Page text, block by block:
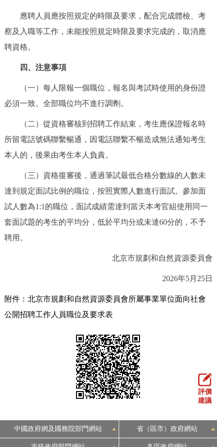
應聘人員應按照規定的時限及要求，配合完成體檢、考
察及入職等工作，未能按照規定時限及要求完成的，取消應
聘資格。
四、注意事項
（一）每人限報一個職位，報名與考試時使用的身份證
必須一致。全部職位均不進行調劑。
（二）從資格審核到招聘工作結束，考生應保證報名時
所留電話號碼聯繫暢通，因電話聯繫不暢造成無法通知考生
本人的，後果由考生本人負責。
（三）資格復審後，通過筆試最低合格分數線的人數未
達到規定面試比例的職位，按照實際人數進行面試。參加面
試人數為1:1的職位，面試成績需達到當天本考官組使用同一
套面試題的考生的平均分，低於平均分或未達60分的，不予
聘用。
北京市規劃和自然資源委員會
2026年5月25日
附件：北京市規劃和自然資源委員會所屬事業單位面向社會
公開招聘工作人員職位及要求表
評價
建議
中國政府網及國務院部門網站 省（區市）政府網站